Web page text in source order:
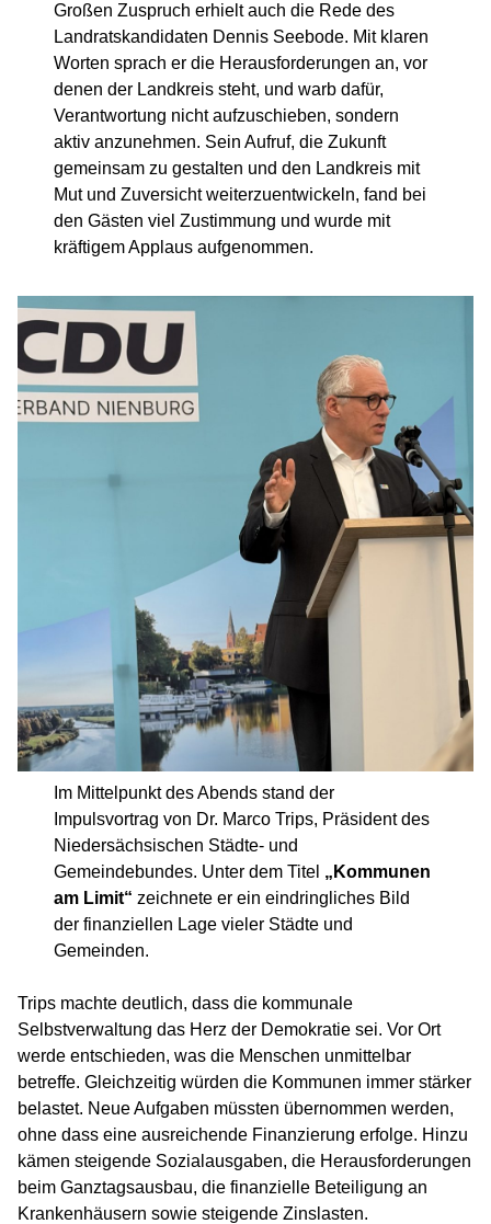
Großen Zuspruch erhielt auch die Rede des
Landratskandidaten Dennis Seebode. Mit klaren
Worten sprach er die Herausforderungen an, vor
denen der Landkreis steht, und warb dafür,
Verantwortung nicht aufzuschieben, sondern
aktiv anzunehmen. Sein Aufruf, die Zukunft
gemeinsam zu gestalten und den Landkreis mit
Mut und Zuversicht weiterzuentwickeln, fand bei
den Gästen viel Zustimmung und wurde mit
kräftigem Applaus aufgenommen.
Im Mittelpunkt des Abends stand der
Impulsvortrag von Dr. Marco Trips, Präsident des
Niedersächsischen Städte- und
Gemeindebundes. Unter dem Titel „Kommunen
am Limit“ zeichnete er ein eindringliches Bild
der finanziellen Lage vieler Städte und
Gemeinden.
Trips machte deutlich, dass die kommunale
Selbstverwaltung das Herz der Demokratie sei. Vor Ort
werde entschieden, was die Menschen unmittelbar
betreffe. Gleichzeitig würden die Kommunen immer stärker
belastet. Neue Aufgaben müssten übernommen werden,
ohne dass eine ausreichende Finanzierung erfolge. Hinzu
kämen steigende Sozialausgaben, die Herausforderungen
beim Ganztagsausbau, die finanzielle Beteiligung an
Krankenhäusern sowie steigende Zinslasten.